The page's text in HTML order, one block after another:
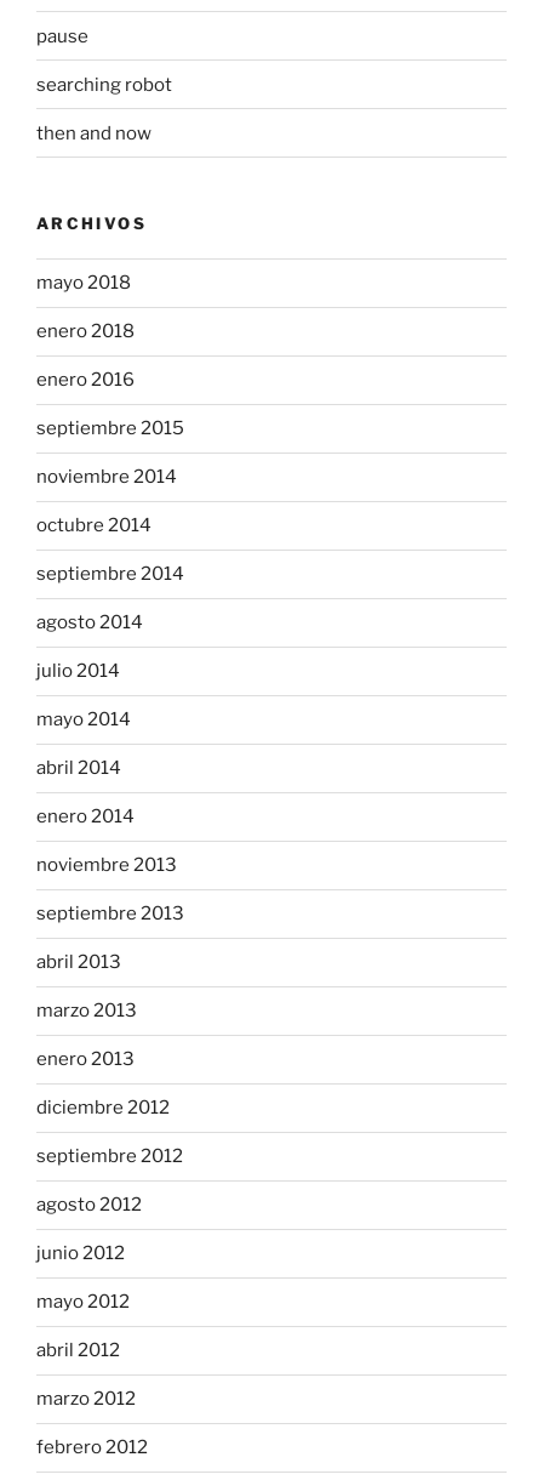
pause
searching robot
then and now
ARCHIVOS
mayo 2018
enero 2018
enero 2016
septiembre 2015
noviembre 2014
octubre 2014
septiembre 2014
agosto 2014
julio 2014
mayo 2014
abril 2014
enero 2014
noviembre 2013
septiembre 2013
abril 2013
marzo 2013
enero 2013
diciembre 2012
septiembre 2012
agosto 2012
junio 2012
mayo 2012
abril 2012
marzo 2012
febrero 2012